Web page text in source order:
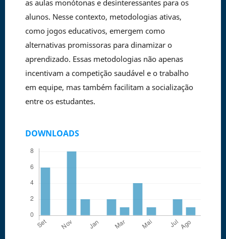
as aulas monótonas e desinteressantes para os
alunos. Nesse contexto, metodologias ativas,
como jogos educativos, emergem como
alternativas promissoras para dinamizar o
aprendizado. Essas metodologias não apenas
incentivam a competição saudável e o trabalho
em equipe, mas também facilitam a socialização
entre os estudantes.
DOWNLOADS